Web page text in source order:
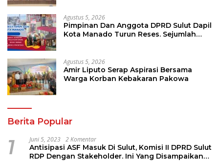
Agustus 5, 2026
Pimpinan Dan Anggota DPRD Sulut Dapil
Kota Manado Turun Reses. Sejumlah
Agustus 5, 2026
Amir Liputo Serap Aspirasi Bersama
Warga Korban Kebakaran Pakowa
Berita Popular
1 Juni 5, 2023 2 Komentar
Antisipasi ASF Masuk Di Sulut, Komisi II DPRD Sulut
RDP Dengan Stakeholder. Ini Yang Disampaikan